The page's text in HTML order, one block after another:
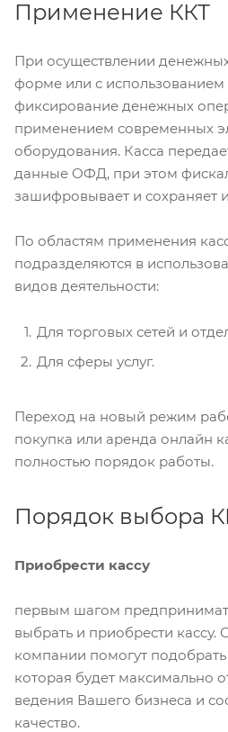
Применение ККТ
При осуществлении
форме или с использованием
фиксирование денежных
применением современных
оборудования. Касса
данные ОФД, при этом
зашифровывает и сохраняет
По областям применения
подразделяются в
видов деятельности:
Для торговых сетей и
Для сферы услуг.
Переход на новый режим
покупка или аренда онлайн
полностью порядок работы.
Порядок выбора
Приобрести кассу
первым шагом
выбрать и приобрести
компании помогут
которая будет максимально
ведения Вашего бизнеса и
качество.